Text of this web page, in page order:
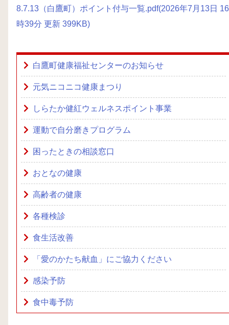
8.7.13（白鷹町）ポイント付与一覧.pdf(2026年7月13日 16
時39分 更新 399KB)
白鷹町健康福祉センターのお知らせ
元気ニコニコ健康まつり
しらたか健紅ウェルネスポイント事業
運動で自分磨きプログラム
困ったときの相談窓口
おとなの健康
高齢者の健康
各種検診
食生活改善
「愛のかたち献血」にご協力ください
感染予防
食中毒予防